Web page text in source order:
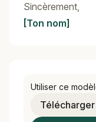
Sincèrement,
[Ton nom]
Utiliser ce